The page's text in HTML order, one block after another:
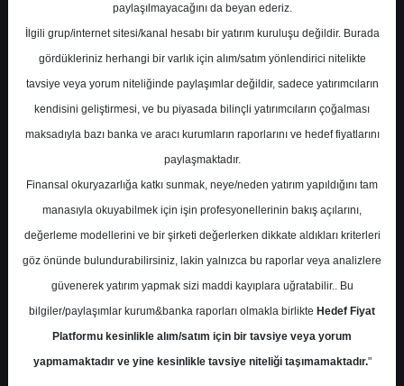
En Yüksek Tahmin
Ortalama Fiyat Tahmini
Ortalama Getiri Potansiyeli %-100.00
Çarşamba, 10 Ocak 2024
Ana Sayfa Deniz Yatırım
ECILC
EİS ECZACIBAŞI İLAÇ,
paylaşılmayacağını da beyan ederiz.
İlgili grup/internet sitesi/kanal hesabı bir yatırım kuruluşu değildir. Burada
gördükleriniz herhangi bir varlık için alım/satım yönlendirici nitelikte
tavsiye veya yorum niteliğinde paylaşımlar değildir, sadece yatırımcıların
kendisini geliştirmesi, ve bu piyasada bilinçli yatırımcıların çoğalması
maksadıyla bazı banka ve aracı kurumların raporlarını ve hedef fiyatlarını
paylaşmaktadır.
Finansal okuryazarlığa katkı sunmak, neye/neden yatırım yapıldığını tam
manasıyla okuyabilmek için işin profesyonellerinin bakış açılarını,
değerleme modellerini ve bir şirketi değerlerken dikkate aldıkları kriterleri
göz önünde bulundurabilirsiniz, lakin yalnızca bu raporlar veya analizlere
güvenerek yatırım yapmak sizi maddi kayıplara uğratabilir.. Bu
bilgiler/paylaşımlar kurum&banka raporları olmakla birlikte Hedef Fiyat
Platformu kesinlikle alım/satım için bir tavsiye veya yorum
yapmamaktadır ve yine kesinlikle tavsiye niteliği taşımamaktadır."